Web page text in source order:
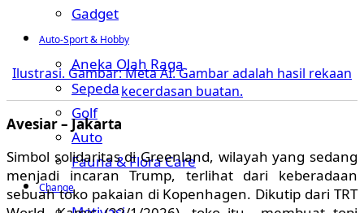
Gadget
Auto-Sport & Hobby
Aneka Olah Raga
Sepeda
Golf
Auto
Fauna & Flora Care
Change
Ilustrasi. Gambar: Meta AI. Gambar adalah hasil rekaan
kecerdasan buatan.
Avesiar – Jakarta
Simbol solidaritas di Greenland, wilayah yang sedang
menjadi incaran Trump, terlihat dari keberadaan
sebuah toko pakaian di Kopenhagen. Dikutip dari TRT